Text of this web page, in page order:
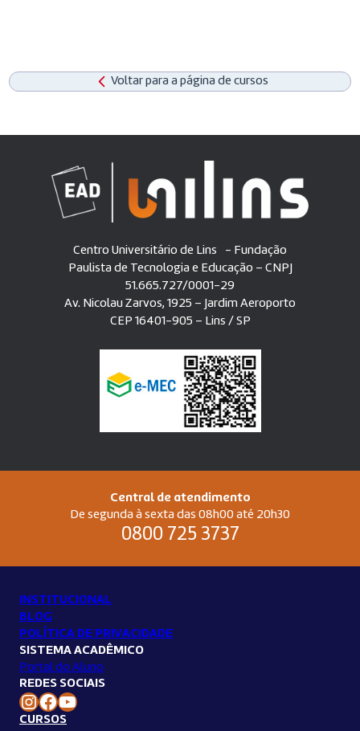
Voltar para a página de cursos
Centro Universitário de Lins - Fundação
Paulista de Tecnologia e Educação – CNPJ
51.665.727/0001-29
Av. Nicolau Zarvos, 1925 – Jardim Aeroporto
CEP 16401-905 – Lins / SP
Central de atendimento
De segunda à sexta das 08h00 até 20h30
0800 725 3737
INSTITUCIONAL
BLOG
POLÍTICA DE PRIVACIDADE
SISTEMA ACADÊMICO
Portal do Aluno
REDES SOCIAIS
Instagram Unilins Facebook Unilins Youtube Unilins
CURSOS